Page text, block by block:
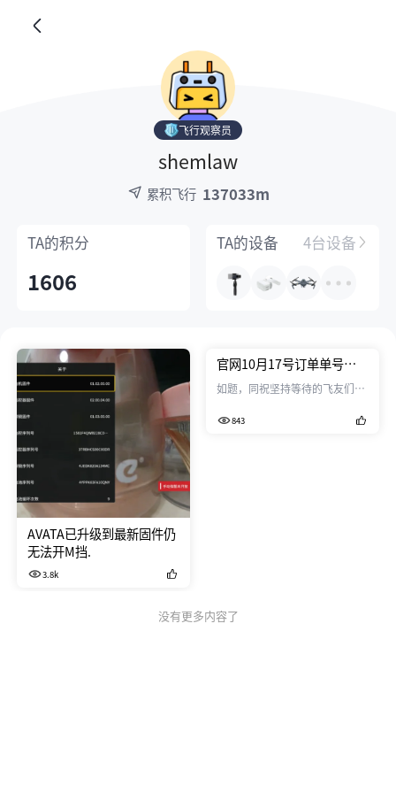
飞行观察员
shemlaw
累积飞行 137033m
TA的积分
1606
TA的设备 4台设备
AVATA已升级到最新固件仍
无法开M挡.
3.8k
官网10月17号订单单号
8468已经发货，全能套装，
向大家汇报一下。
如题，同祝坚持等待的飞友们早
843
没有更多内容了